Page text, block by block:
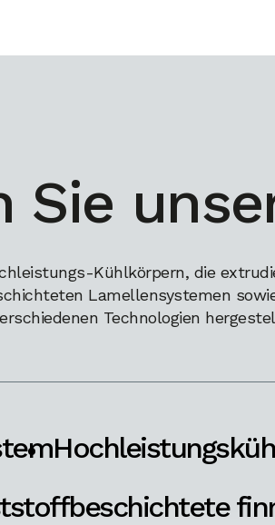
Sie
Kühlkörpern, die
Lamellensystemen
Technologien